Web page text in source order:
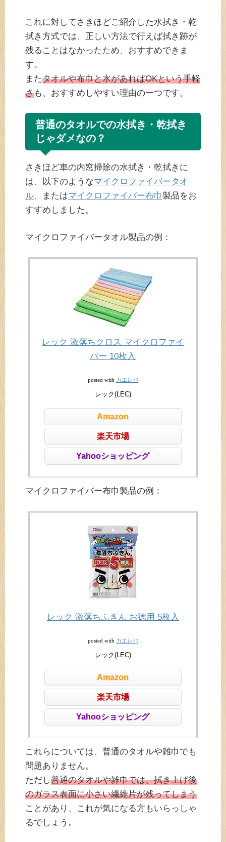
これに対してさきほどご紹介した水拭き・乾
拭き方式では、正しい方法で行えば拭き跡が
残ることはなかったため、おすすめできま
す。
またタオルや布巾と水があればOKという手軽
さも、おすすめしやすい理由の一つです。
普通のタオルでの水拭き・乾拭き
じゃダメなの？
さきほど車の内窓掃除の水拭き・乾拭きに
は、以下のようなマイクロファイバータオ
ル、またはマイクロファイバー布巾製品をお
すすめしました。
マイクロファイバータオル製品の例：
レック 激落ちクロス マイクロファイ
バー 10枚入
posted with カエレバ
レック(LEC)
Amazon
楽天市場
Yahooショッピング
マイクロファイバー布巾製品の例：
レック 激落ちふきん お徳用 5枚入
posted with カエレバ
レック(LEC)
Amazon
楽天市場
Yahooショッピング
これらについては、普通のタオルや雑巾でも
問題ありません。
ただし普通のタオルや雑巾では、拭き上げ後
のガラス表面に小さい繊維片が残ってしまう
ことがあり、これが気になる方もいらっしゃ
るでしょう。